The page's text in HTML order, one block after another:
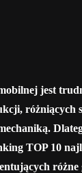
jest
różniących
TOP 10
różne